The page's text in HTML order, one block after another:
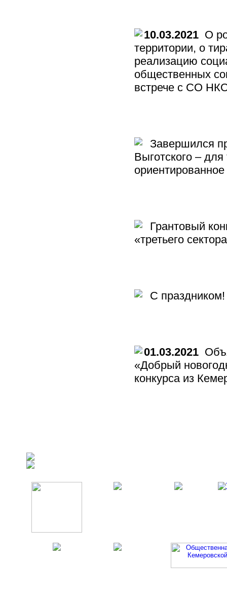
10.03.2021 О
территории, о
реализацию
общественных
встрече с СО
Завершился
Выготского –
Грантовый
«третьего
С
01.03.2021
«Добрый
конкурса из